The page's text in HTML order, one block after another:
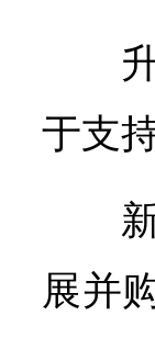
于支
展并